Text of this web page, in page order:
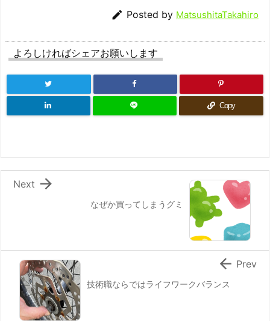
 Posted by MatsushitaTakahiro
よろしければシェアお願いします
Copy
なぜか買ってしまうグミ

Next
技術職ならではライフワークバランス
 Prev